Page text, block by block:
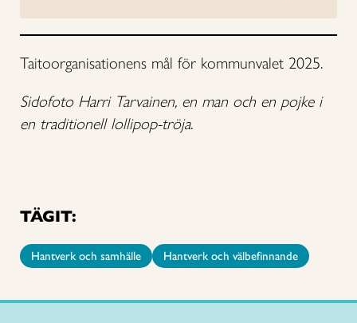
Taitoorganisationens mål för kommunvalet 2025.
Sidofoto Harri Tarvainen, en man och en pojke i
en traditionell lollipop-tröja.
TÄGIT:
Hantverk och samhälle Hantverk och välbefinnande